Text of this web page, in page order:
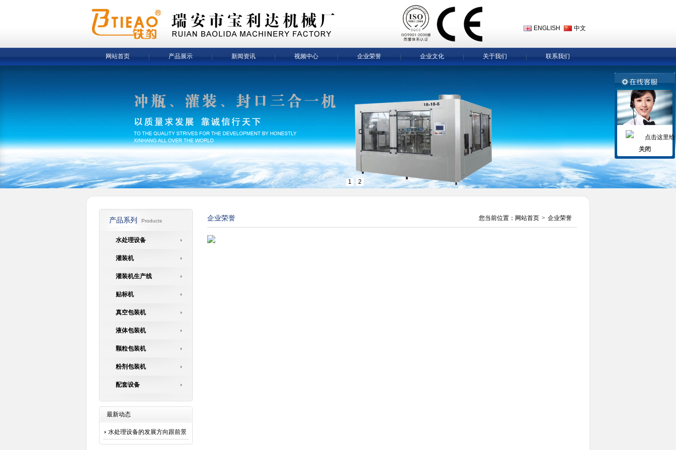
ENGLISH 中文
网站首页 产品展示 新闻资讯 视频中心 企业荣誉 企业文化 关于我们 联系我们
1 2
产品系列 Products
水处理设备
灌装机
灌装机生产线
贴标机
真空包装机
液体包装机
颗粒包装机
粉剂包装机
配套设备
最新动态
水处理设备的发展方向跟前景
企业荣誉 您当前位置： 网站首页 > 企业荣誉
关闭